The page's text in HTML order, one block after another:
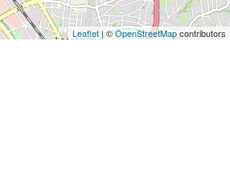
Leaflet| ©OpenStreetMapcontributors